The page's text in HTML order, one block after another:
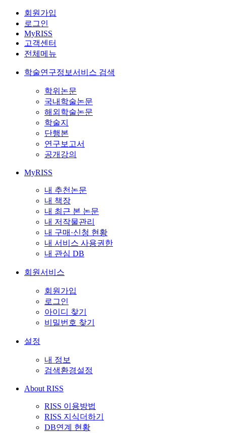
회원가입
로그인
MyRISS
고객센터
전체메뉴
학술연구정보서비스 검색
학위논문
국내학술논문
해외학술논문
학술지
단행본
연구보고서
공개강의
MyRISS
내 추천논문
내 책장
내 최근 본 논문
내 저작물관리
내 구매·신청 현황
내 서비스 사용권한
내 관심 DB
회원서비스
회원가입
로그인
아이디 찾기
비밀번호 찾기
설정
내 정보
검색환경설정
About RISS
RISS 이용방법
RISS 지식더하기
DB연계 현황